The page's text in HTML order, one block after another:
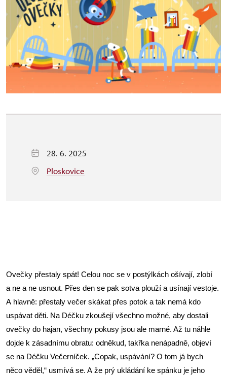
28. 6. 2025
Ploskovice
Ovečky přestaly spát! Celou noc se v postýlkách ošívají, zlobí
a ne a ne usnout. Přes den se pak sotva plouží a usínají vestoje.
A hlavně: přestaly večer skákat přes potok a tak nemá kdo
uspávat děti. Na Déčku zkoušejí všechno možné, aby dostali
ovečky do hajan, všechny pokusy jsou ale marné. Až tu náhle
dojde k zásadnímu obratu: odněkud, takřka nenápadně, objeví
se na Déčku Večerníček. „Copak, uspávání? O tom já bych
něco věděl,“ usmívá se. A že prý ukládání ke spánku je jeho